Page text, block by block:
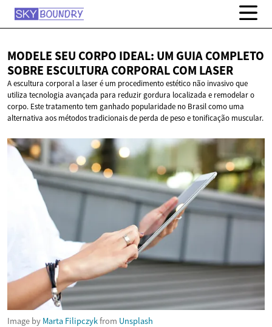
MODELE SEU CORPO IDEAL: UM GUIA COMPLETO
SOBRE ESCULTURA CORPORALCOM LASER
A escultura corporal a laser é um procedimento estético não invasivo que
utiliza tecnologia avançada para reduzir gordura localizada e remodelar o
corpo. Este tratamento tem ganhado popularidade no Brasil como uma
alternativa aos métodos tradicionais de perda de peso e tonificação muscular.
Image by Marta Filipczykfrom Unsplash